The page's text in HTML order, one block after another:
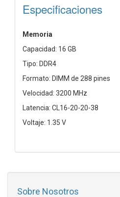
Especificaciones
Memoria
Capacidad: 16 GB
Tipo: DDR4
Formato: DIMM de 288 pines
Velocidad: 3200 MHz
Latencia: CL16-20-20-38
Voltaje: 1.35 V
Sobre Nosotros